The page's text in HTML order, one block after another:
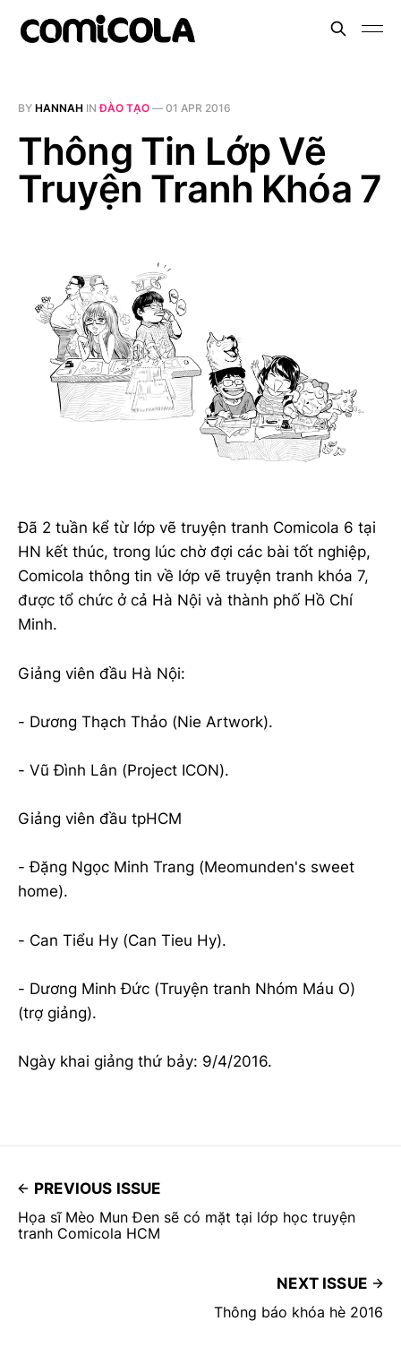
BY HANNAH INĐÀO TẠO — 01 APR 2016
Thông Tin Lớp Vẽ
Truyện Tranh Khóa 7
Đã 2 tuần kể từ lớp vẽ truyện tranh Comicola 6 tại
HN kết thúc, trong lúc chờ đợi các bài tốt nghiệp,
Comicola thông tin về lớp vẽ truyện tranh khóa 7,
được tổ chức ở cả Hà Nội và thành phố Hồ Chí
Minh.
Giảng viên đầu Hà Nội:
- Dương Thạch Thảo (Nie Artwork).
- Vũ Đình Lân (Project ICON).
Giảng viên đầu tpHCM
- Đặng Ngọc Minh Trang (Meomunden's sweet
home).
- Can Tiểu Hy (Can Tieu Hy).
- Dương Minh Đức (Truyện tranh Nhóm Máu O)
(trợ giảng).
Ngày khai giảng thứ bảy: 9/4/2016.
PREVIOUS ISSUE
Họa sĩ Mèo Mun Đen sẽ có mặt tại lớp học truyện
tranh Comicola HCM
NEXT ISSUE
Thông báo khóa hè 2016